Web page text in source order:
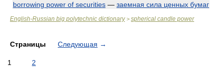
borrowing power of securities — заемная сила ценных бумаг
English-Russian big polytechnic dictionary> spherical candle power
Страницы Следующая →
1 2